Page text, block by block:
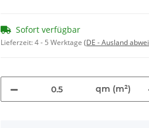
Sofort verfügbar
Lieferzeit:4 - 5 Werktage (DE - Ausland
qm (m²)